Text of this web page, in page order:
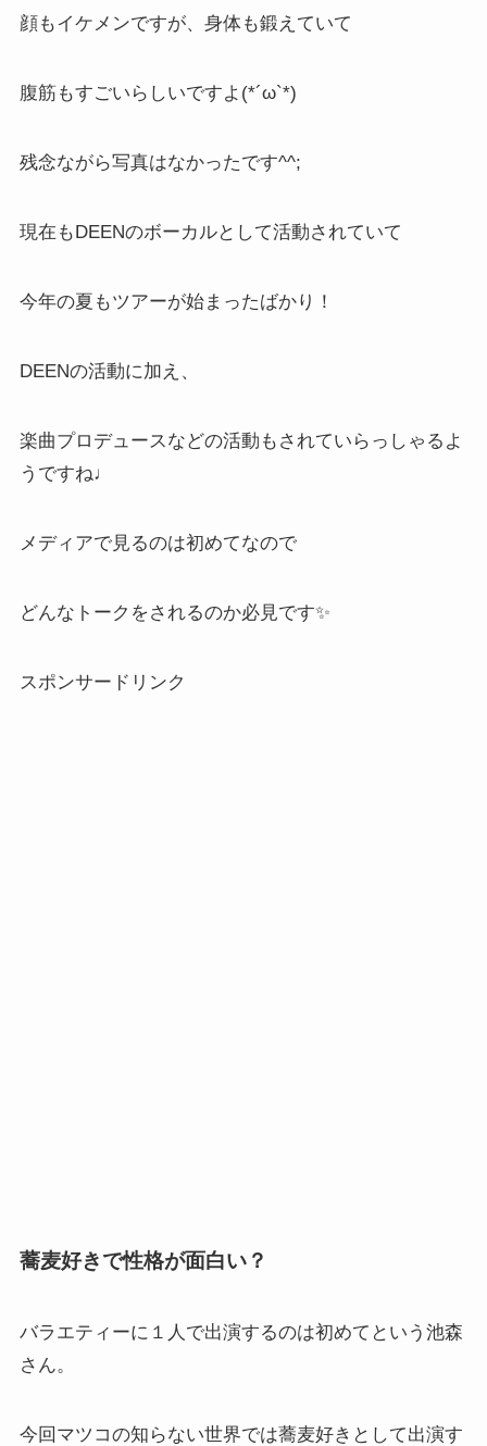
顔もイケメンですが、身体も鍛えていて
腹筋もすごいらしいですよ(*´ω`*)
残念ながら写真はなかったです^^;
現在もDEENのボーカルとして活動されていて
今年の夏もツアーが始まったばかり！
DEENの活動に加え、
楽曲プロデュースなどの活動もされていらっしゃるよ
うですね♩
メディアで見るのは初めてなので
どんなトークをされるのか必見です✨
スポンサードリンク
蕎麦好きで性格が面白い？
バラエティーに１人で出演するのは初めてという池森
さん。
今回マツコの知らない世界では蕎麦好きとして出演す